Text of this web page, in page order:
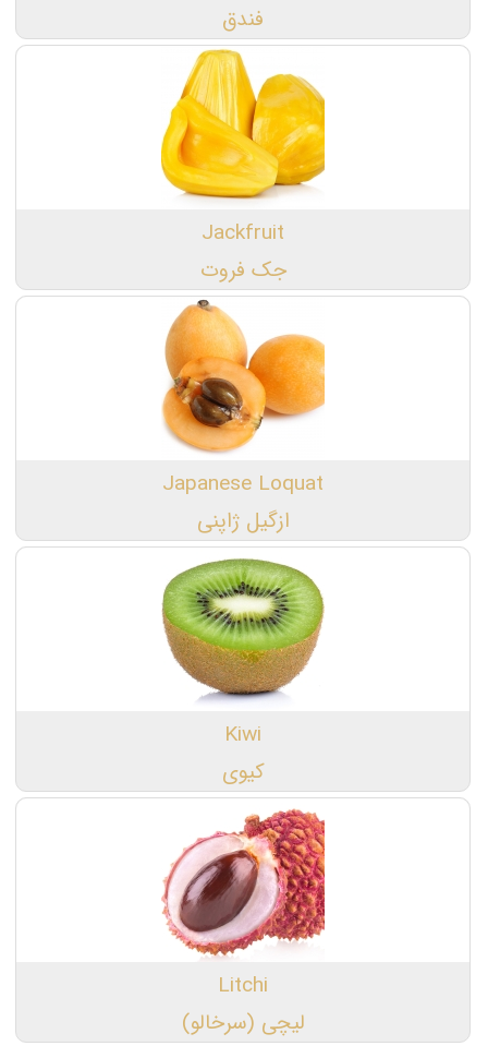
فندق
Jackfruit
جک فروت
Japanese Loquat
ازگیل ژاپنی
Kiwi
کیوی
Litchi
لیچی (سرخالو)